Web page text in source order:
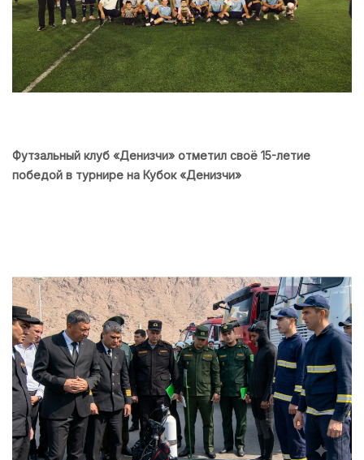
Футзальный клуб «Денизчи» отметил своё 15-летие
победой в турнире на Кубок «Денизчи»